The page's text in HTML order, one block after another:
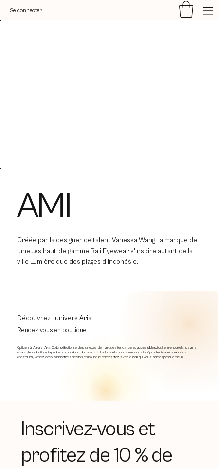
Se connecter
AMI
Créée par la designer de talent Vanessa Wang, la marque de
lunettes haut-de-gamme Bali Eyewear s'inspire autant de la
ville Lumière que des plages d'Indonésie.
Rendez-vous en boutique
Découvrez l'univers Aria
Opticien à Arras, Aria Optic sélectionne des lunettes de marques tendance et accessibles, tout en renouvelant sans
cesse la collection disponible en boutique. Une variété de choix allant des marques indépendantes aux modèles
créateurs, venez découvrir notre sélection en boutique et repartez avec le look qui vous correspond le mieux.
Inscrivez-vous et
profitez de 10 % de